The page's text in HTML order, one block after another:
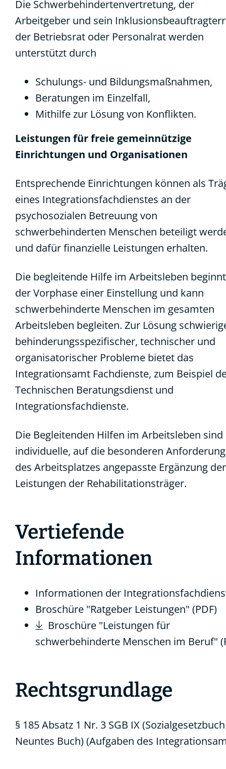
Die Schwerbehindertenvertretung, der
Arbeitgeber und sein
der Betriebsrat oder Personalrat werden
unterstützt durch
Schulungs- und Bildungsmaßnahmen,
Beratungen im Einzelfall,
Mithilfe zur Lösung von Konflikten.
Leistungen für freie gemeinnützige
Einrichtungen und Organisationen
Entsprechende Einrichtungen können als
eines Integrationsfachdienstes an der
psychosozialen Betreuung von
schwerbehinderten Menschen beteiligt
und dafür finanzielle Leistungen erhalten.
Die begleitende Hilfe im Arbeitsleben
der Vorphase einer Einstellung und kann
schwerbehinderte Menschen im gesamten
Arbeitsleben begleiten. Zur Lösung
behinderungsspezifischer, technischer und
organisatorischer Probleme bietet das
Integrationsamt Fachdienste, zum Beispiel
Technischen Beratungsdienst und
Integrationsfachdienste.
Die Begleitenden Hilfen im Arbeitsleben sind
individuelle, auf die besonderen
des Arbeitsplatzes angepasste Ergänzung der
Leistungen der Rehabilitationsträger.
Vertiefende
Informationen
Informationen der
Broschüre "Ratgeber Leistungen" (PDF)
Broschüre "Leistungen für
schwerbehinderte Menschen im Beruf"
Rechtsgrundlage
§ 185 Absatz 1 Nr. 3 SGB IX (Sozialgesetzbuch
Neuntes Buch) (Aufgaben des